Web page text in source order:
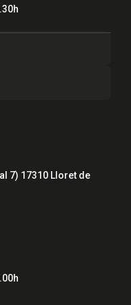
7) 17310 Lloret de